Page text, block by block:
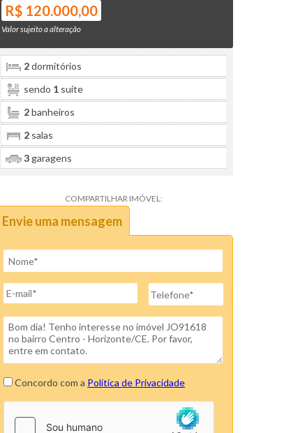
R$ 120.000,00
Valor sujeito a alteração
2dormitórios
sendo 1 suíte
2banheiros
2 salas
3 garagens
COMPARTILHAR IMÓVEL:
Envie uma mensagem
Concordo com a Política de Privacidade